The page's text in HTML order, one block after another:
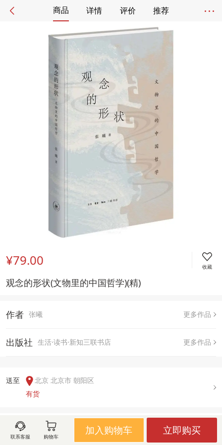
商品 详情 评价 推荐
¥79.00 收藏
观念的形状(文物里的中国哲学)(精)
作者 张曦 更多作品
出版社 生活·读书·新知三联书店 更多作品
送至
北京 北京市 朝阳区
有货
用户评论(
联系客服 购物车
加入购物车 立即购买